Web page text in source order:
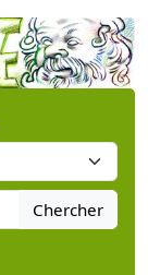
Chercher